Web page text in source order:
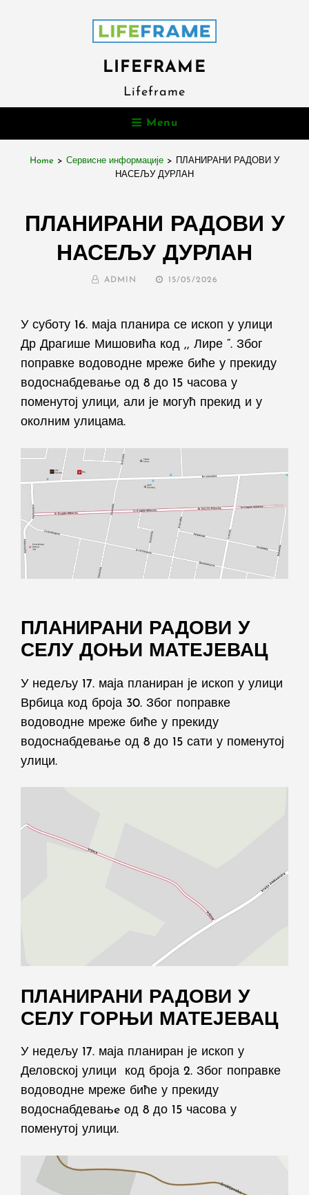
LIFEFRAME
Lifeframe
Menu
Home > Сервисне информације >
ПЛАНИРАНИ РАДОВИ У
НАСЕЉУ ДУРЛАН
ПЛАНИРАНИ РАДОВИ У
НАСЕЉУ ДУРЛАН
BY ADMIN
POSTED
15/05/2026
У суботу 16. маја планира се ископ у улици
Др Драгише Мишовића код ,, Лире “. Због
поправке водоводне мреже биће у прекиду
водоснабдевање од 8 до 15 часова у
поменутој улици, али је могућ прекид и у
околним улицама.
ПЛАНИРАНИ РАДОВИ У
СЕЛУ ДОЊИ МАТЕЈЕВАЦ
У недељу 17. маја планиран је ископ у улици
Врбица код броја 30. Због поправке
водоводне мреже биће у прекиду
водоснабдевање од 8 до 15 сати у поменутој
улици.
ПЛАНИРАНИ РАДОВИ У
СЕЛУ ГОРЊИ МАТЕЈЕВАЦ
У недељу 17. маја планиран је ископ у
Деловској улици код броја 2. Због поправке
водоводне мреже биће у прекиду
водоснабдевањe од 8 до 15 часова у
поменутој улици.